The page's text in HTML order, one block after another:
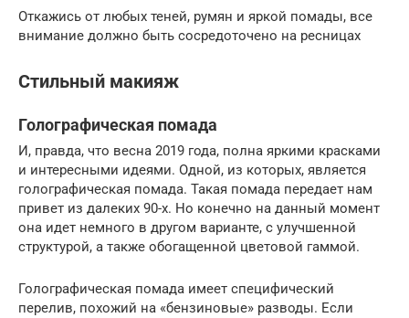
Откажись от любых теней, румян и яркой помады, все
внимание должно быть сосредоточено на ресницах
Стильный макияж
Голографическая помада
И, правда, что весна 2019 года, полна яркими красками
и интересными идеями. Одной, из которых, является
голографическая помада. Такая помада передает нам
привет из далеких 90-х. Но конечно на данный момент
она идет немного в другом варианте, с улучшенной
структурой, а также обогащенной цветовой гаммой.
Голографическая помада имеет специфический
перелив, похожий на «бензиновые» разводы. Если